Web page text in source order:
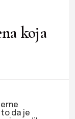
koja
da je